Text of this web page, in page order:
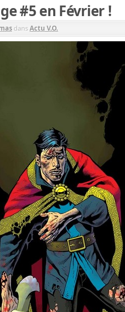
#5 en Février !
dansActu V.O.